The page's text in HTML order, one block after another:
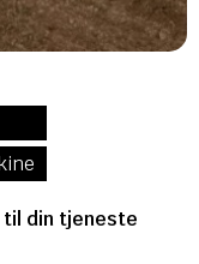
til din tjeneste